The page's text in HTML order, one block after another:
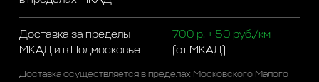
Доставка за пределы
МКАД и в Подмосковье
700 р. + 50 руб./км
(от МКАД)
Доставка осуществляется в пределах Московского Малого